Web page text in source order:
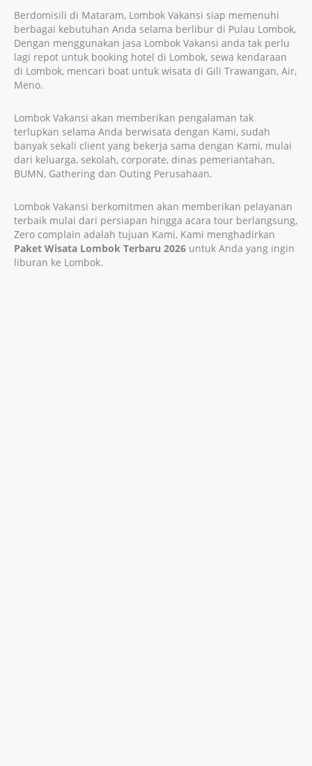
Berdomisili di Mataram, Lombok Vakansi siap memenuhi
berbagai kebutuhan Anda selama berlibur di Pulau Lombok,
Dengan menggunakan jasa Lombok Vakansi anda tak perlu
lagi repot untuk booking hotel di Lombok, sewa kendaraan
di Lombok, mencari boat untuk wisata di Gili Trawangan, Air,
Meno.
Lombok Vakansi akan memberikan pengalaman tak
terlupkan selama Anda berwisata dengan Kami, sudah
banyak sekali client yang bekerja sama dengan Kami, mulai
dari keluarga, sekolah, corporate, dinas pemeriantahan,
BUMN, Gathering dan Outing Perusahaan.
Lombok Vakansi berkomitmen akan memberikan pelayanan
terbaik mulai dari persiapan hingga acara tour berlangsung,
Zero complain adalah tujuan Kami, Kami menghadirkan
Paket Wisata Lombok Terbaru 2026 untuk Anda yang ingin
liburan ke Lombok.